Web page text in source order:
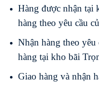
Hàng được nhận tại
hàng theo yêu cầu
Nhận hàng theo yêu
hàng tại kho bãi
Giao hàng và nhận